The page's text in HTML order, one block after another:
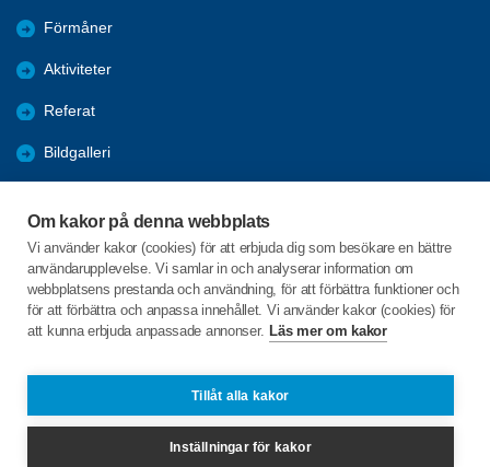
Om kakor på denna webbplats
Vi använder kakor (cookies) för att erbjuda dig som besökare en bättre
användarupplevelse. Vi samlar in och analyserar information om
webbplatsens prestanda och användning, för att förbättra funktioner och
för att förbättra och anpassa innehållet. Vi använder kakor (cookies) för
att kunna erbjuda anpassade annonser. Läs mer om kakor
Tillåt alla kakor
Inställningar för kakor
Förmåner
Aktiviteter
Referat
Bildgalleri
Engagera DIG i vår förening
C/o:Lennart Lööw
jonkopingcentrum@spfseniorerna.se